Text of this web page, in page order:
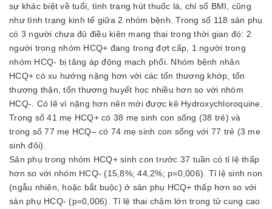
sự khác biệt về tuổi, tình trạng hút thuốc lá, chỉ số BMI, cũng
như tình trạng kinh tế giữa 2 nhóm bệnh. Trong số 118 sản phụ
có 3 người chưa đủ điều kiện mang thai trong thời gian đó: 2
người trong nhóm HCQ+ đang trong đợt cấp, 1 người trong
nhóm HCQ- bị tăng áp động mạch phổi. Nhóm bệnh nhân
HCQ+ có xu hướng nặng hơn với các tổn thương khớp, tổn
thương thận, tổn thương huyết học nhiều hơn so với nhóm
HCQ-. Có lẽ vì nặng hơn nên mới được kê Hydroxychloroquine.
Trong số 41 mẹ HCQ+ có 38 mẹ sinh con sống (38 trẻ) và
trong số 77 mẹ HCQ– có 74 mẹ sinh con sống với 77 trẻ (3 me
sinh đôi).
Sản phụ trong nhóm HCQ+ sinh con trước 37 tuần có tỉ lệ thấp
hơn so với nhóm HCQ- (15,8%; 44,2%; p=0,006). Tỉ lệ sinh non
(ngẫu nhiên, hoặc bắt buộc) ở sản phụ HCQ+ thấp hơn so với
sản phụ HCQ- (p=0,006). Tỉ lệ thai chậm lớn trong tử cung cao